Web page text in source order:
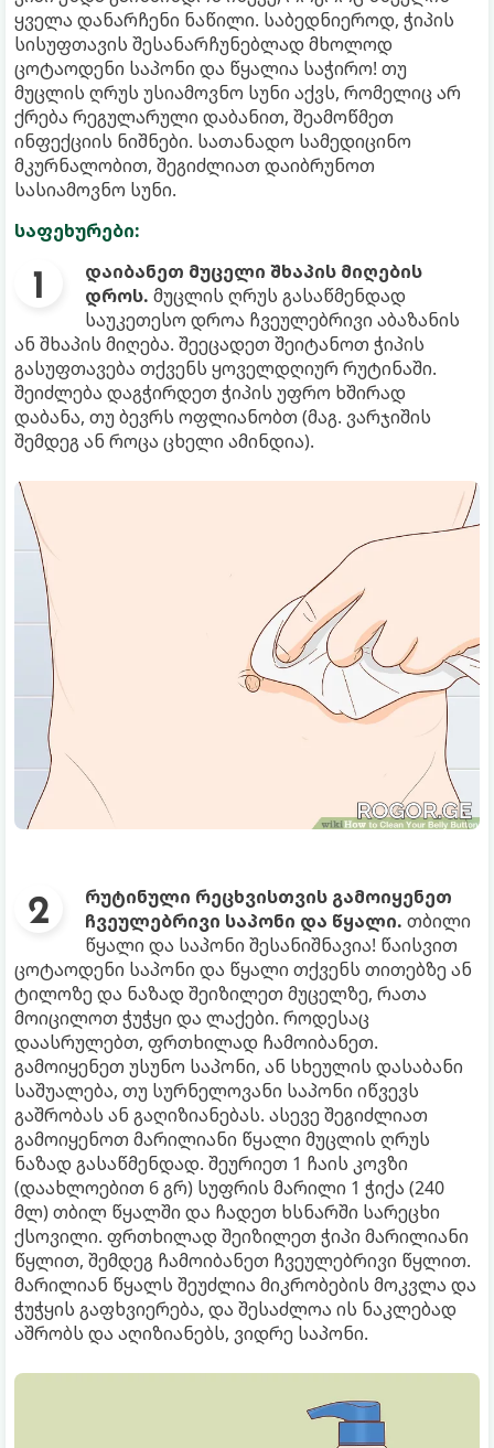
ყველა დანარჩენი ნაწილი. საბედნიეროდ, ჭიპის
სისუფთავის შესანარჩუნებლად მხოლოდ
ცოტაოდენი საპონი და წყალია საჭირო! თუ
მუცლის ღრუს უსიამოვნო სუნი აქვს, რომელიც არ
ქრება რეგულარული დაბანით, შეამოწმეთ
ინფექციის ნიშნები. სათანადო სამედიცინო
მკურნალობით, შეგიძლიათ დაიბრუნოთ
სასიამოვნო სუნი.
საფეხურები:
დაიბანეთ მუცელი შხაპის მიღების
დროს. მუცლის ღრუს გასაწმენდად
საუკეთესო დროა ჩვეულებრივი აბაზანის
ან შხაპის მიღება. შეეცადეთ შეიტანოთ ჭიპის
გასუფთავება თქვენს ყოველდღიურ რუტინაში.
შეიძლება დაგჭირდეთ ჭიპის უფრო ხშირად
დაბანა, თუ ბევრს ოფლიანობთ (მაგ. ვარჯიშის
შემდეგ ან როცა ცხელი ამინდია).
რუტინული რეცხვისთვის გამოიყენეთ
ჩვეულებრივი საპონი და წყალი. თბილი
წყალი და საპონი შესანიშნავია! წაისვით
ცოტაოდენი საპონი და წყალი თქვენს თითებზე ან
ტილოზე და ნაზად შეიზილეთ მუცელზე, რათა
მოიცილოთ ჭუჭყი და ლაქები. როდესაც
დაასრულებთ, ფრთხილად ჩამოიბანეთ.
გამოიყენეთ უსუნო საპონი, ან სხეულის დასაბანი
საშუალება, თუ სურნელოვანი საპონი იწვევს
გაშრობას ან გაღიზიანებას. ასევე შეგიძლიათ
გამოიყენოთ მარილიანი წყალი მუცლის ღრუს
ნაზად გასაწმენდად. შეურიეთ 1 ჩაის კოვზი
(დაახლოებით 6 გრ) სუფრის მარილი 1 ჭიქა (240
მლ) თბილ წყალში და ჩადეთ ხსნარში სარეცხი
ქსოვილი. ფრთხილად შეიზილეთ ჭიპი მარილიანი
წყლით, შემდეგ ჩამოიბანეთ ჩვეულებრივი წყლით.
მარილიან წყალს შეუძლია მიკრობების მოკვლა და
ჭუჭყის გაფხვიერება, და შესაძლოა ის ნაკლებად
აშრობს და აღიზიანებს, ვიდრე საპონი.